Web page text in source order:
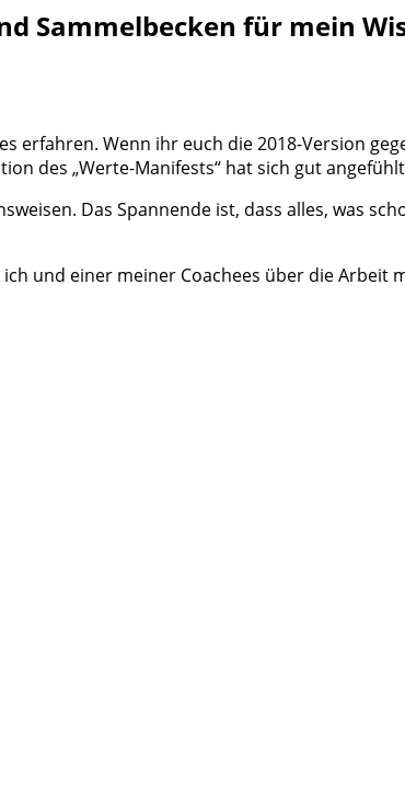
Sammelbecken für mein
erfahren. Wenn ihr euch die 2018-Version
des „Werte-Manifests“ hat sich gut
Das Spannende ist, dass alles, was
und einer meiner Coachees über die Arbeit